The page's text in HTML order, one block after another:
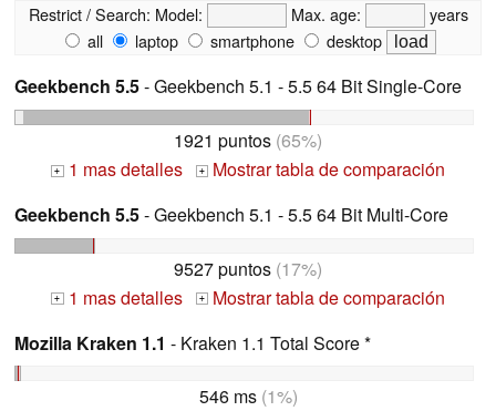
Restrict / Search: Model: Max. age:
years
all
laptop smartphone desktop
Geekbench 5.5- Geekbench 5.1 - 5.5 64 Bit Single-Core
1921 puntos (65%)
+ 1 mas detalles +
Mostrar tabla de comparación
Geekbench 5.5- Geekbench 5.1 - 5.5 64 Bit Multi-Core
9527 puntos (17%)
+ 1 mas detalles +
Mostrar tabla de comparación
Mozilla Kraken 1.1 - Kraken 1.1 Total Score *
546 ms(1%)